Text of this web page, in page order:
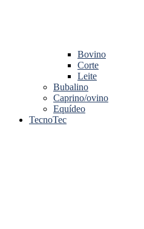
Bovino
Corte
Leite
Bubalino
Caprino/ovino
Equídeo
TecnoTec